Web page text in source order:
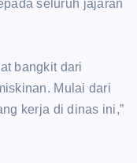
seluruh jajaran
bangkit dari
Mulai dari
kerja di dinas ini,”